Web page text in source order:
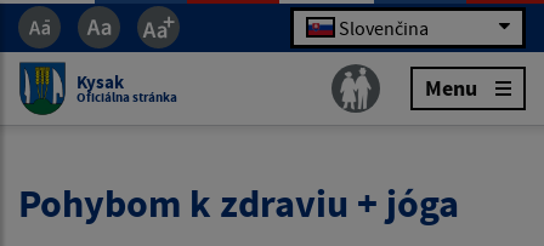
Slovenčina
Kysak
Oficiálna stránka Menu
Pohybom k zdraviu + jóga